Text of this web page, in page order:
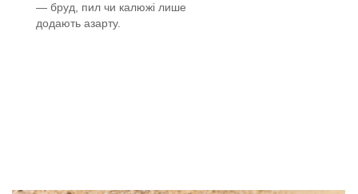
— бруд, пил чи калюжі лише
додають азарту.